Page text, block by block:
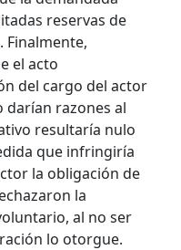
reservas de
Finalmente,
el acto
del cargo del actor
darían razones al
resultaría nulo
que infringiría
la obligación de
la
al no ser
lo otorgue.